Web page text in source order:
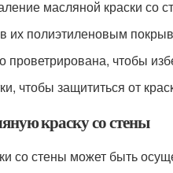
масляной краски со
их полиэтиленовым
проветрирована, чтобы
чтобы защититься от
краску со стены
со стены может быть